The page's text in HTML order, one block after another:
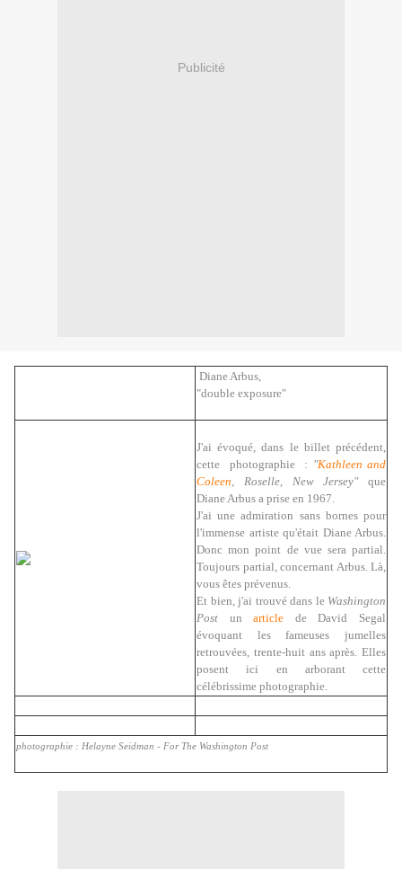
Publicité
Diane Arbus,
"double exposure"
J'ai évoqué, dans le billet précédent,
cette photographie : "Kathleen and
Coleen, Roselle, New Jersey"que
Diane Arbus a prise en 1967.
J'ai une admiration sans bornes pour
l'immense artiste qu'était Diane Arbus.
Donc mon point de vue sera partial.
Toujours partial, concernant Arbus. Là,
vous êtes prévenus.
Et bien, j'ai trouvé dans le Washington
Post unarticle de David Segal
évoquant les fameuses jumelles
retrouvées, trente-huit ans après. Elles
posent ici en arborant cette
célébrissime photographie.
photographie : Helayne Seidman - For The Washington Post